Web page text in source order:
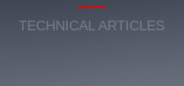
TECHNICAL ARTICLES